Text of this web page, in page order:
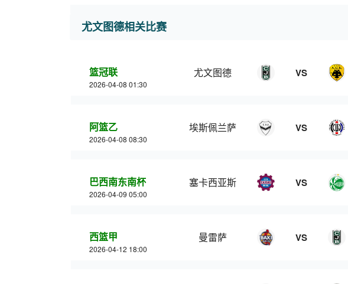
尤文图德相关比赛
篮冠联
2026-04-08 01:30
尤文图德 VS
阿篮乙
2026-04-08 08:30
埃斯佩兰萨 VS
巴西南东南杯
2026-04-09 05:00
塞卡西亚斯 VS
西篮甲
2026-04-12 18:00
曼雷萨 VS